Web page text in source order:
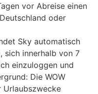
vor Abreise einen
oder
Sky automatisch
sich innerhalb von 7
einzuloggen und
Die WOW
Urlaubszwecke